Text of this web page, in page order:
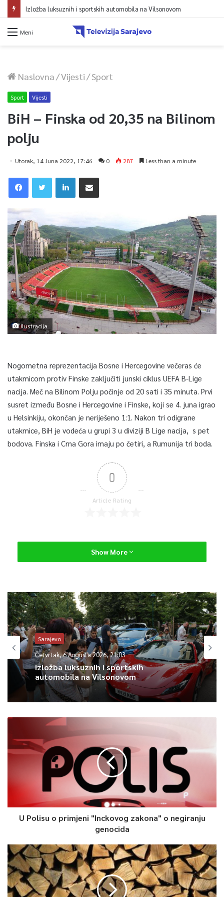
Izložba luksuznih i sportskih automobila na Vilsonovom
Meni
Naslovna/Vijesti/Sport
Sport Vijesti
BiH – Finska od 20,35 na Bilinom
polju
Utorak, 14 Juna 2022, 17:46 0 287 Less than a minute
Ilustracija
Nogometna reprezentacija Bosne i Hercegovine večeras će
utakmicom protiv Finske zaključiti junski ciklus UEFA B-Lige
nacija. Meč na Bilinom Polju počinje od 20 sati i 35 minuta. Prvi
susret između Bosne i Hercegovine i Finske, koji se 4. juna igrao
u Helsinkiju, okončan je neriješeno 1:1. Nakon tri odigrane
utakmice, BiH je vodeća u grupi 3 u diviziji B Lige nacija, s pet
bodova. Finska i Crna Gora imaju po četiri, a Rumunija tri boda.
0
Article Rating
Show More
Sarajevo
Četvrtak, 6 Augusta 2026, 21:03
Izložba luksuznih i sportskih
automobila na Vilsonovom
U Polisu o primjeni "Inckovog zakona" o negiranju
genocida